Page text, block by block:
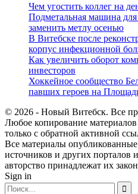
Чем угостить коллег на
Подметальная машина для
заменить метлу осенью
В Витебске после
корпус инфекционной
Как увеличить оборот
инвесторов
Хоккейное сообщество
павших героев на
© 2026 - Новый Витебск. Все
Любое копирование материалов
только с обратной активной
Все материалы
источников и других порталов
авторство принадлежат их
Sign in